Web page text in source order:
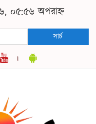
০৫:৫৬ অপরাহ্ন
সার্চ